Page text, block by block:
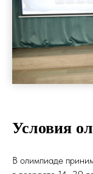
Условия
В олимпиаде